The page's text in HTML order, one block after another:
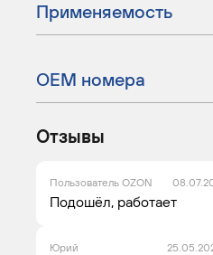
Применяемость
ОЕМ номера
Отзывы
Пользователь OZON
Подошёл, работает
Юрий